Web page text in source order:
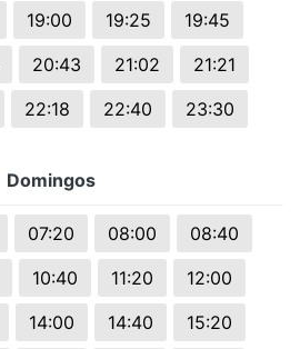
19:00 19:25
19:45
20:43 21:02
21:21
22:18 22:40 23:30
Domingos
07:20 08:00
08:40
10:40 11:20
12:00
14:00 14:40
15:20